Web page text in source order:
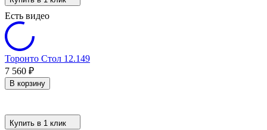
Есть видео
Торонто Стол 12.149
7 560 ₽
В корзину
Купить в 1 клик